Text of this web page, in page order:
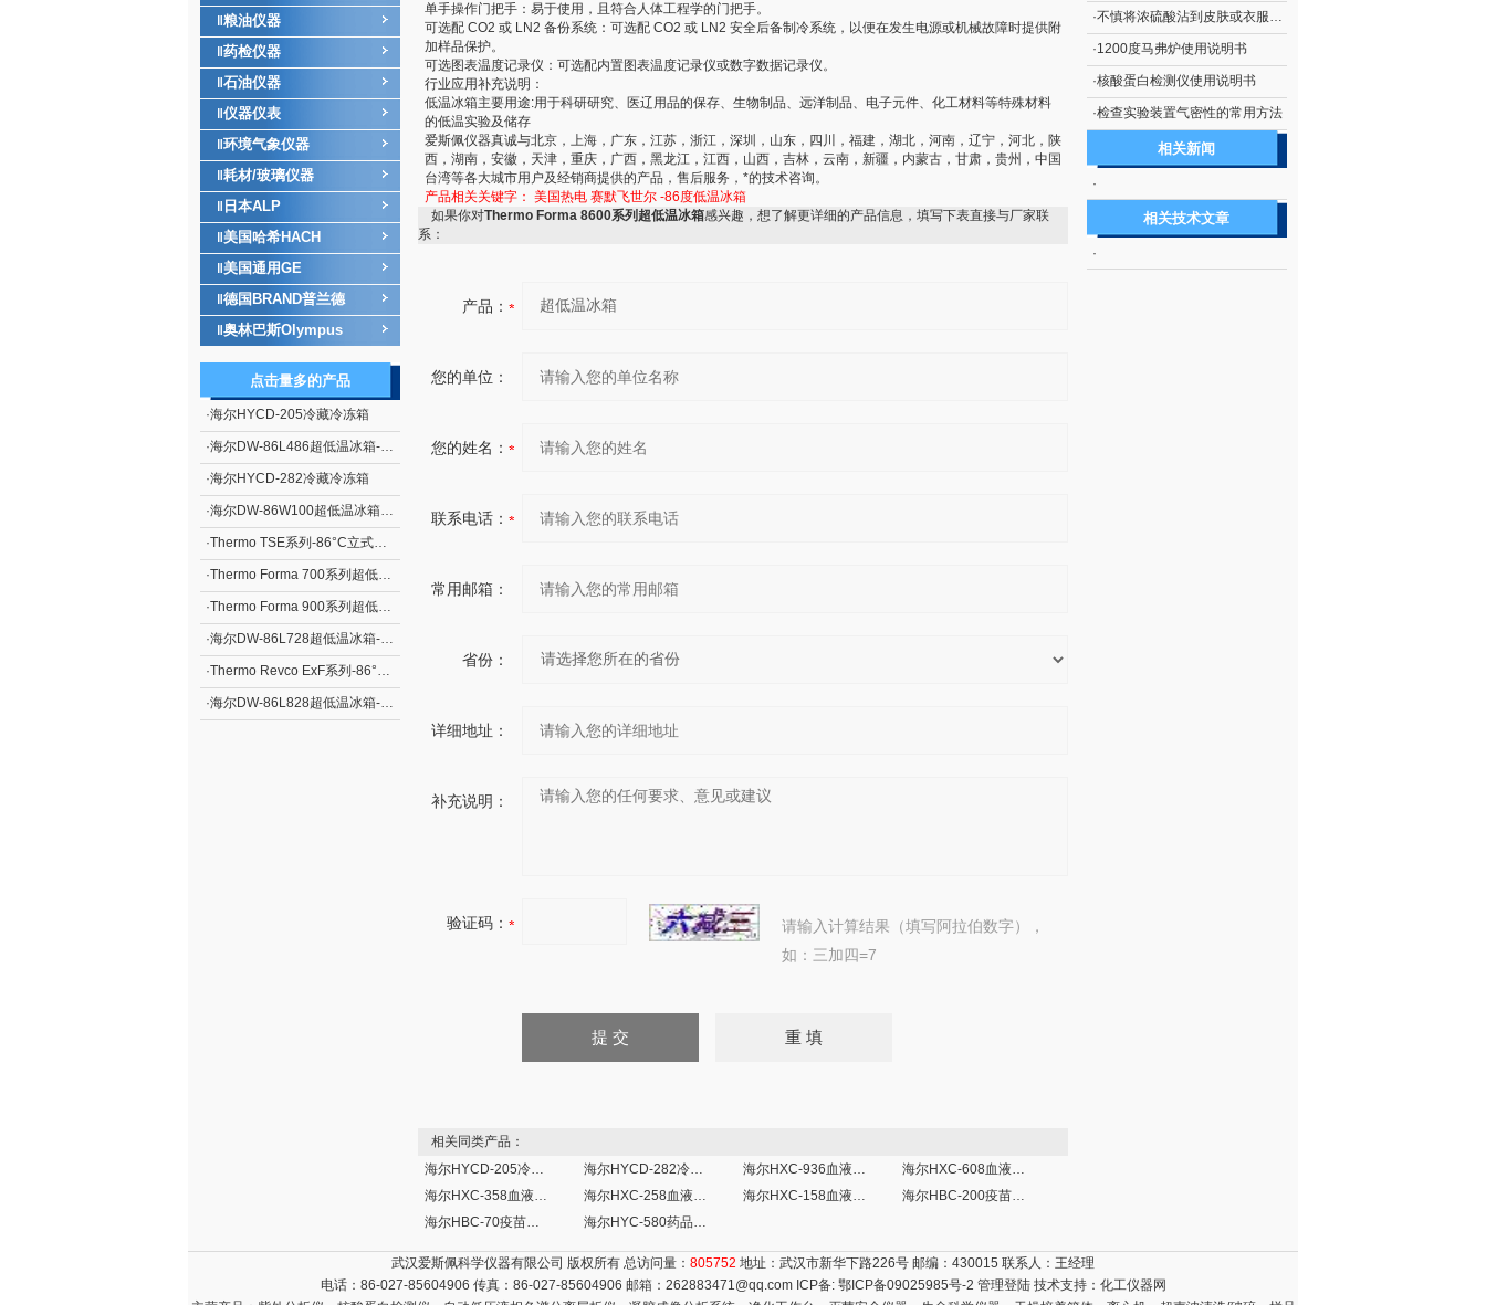
粮油仪器
药检仪器
石油仪器
仪器仪表
环境气象仪器
耗材/玻璃仪器
日本ALP
美国哈希HACH
美国通用GE
德国BRAND普兰德
奥林巴斯Olympus
点击量多的产品
·海尔HYCD-205冷藏冷冻箱
·海尔DW-86L486超低温冰箱-86度
·海尔HYCD-282冷藏冷冻箱
·海尔DW-86W100超低温冰箱-86度
·Thermo TSE系列-86°C立式超低温冰箱
·Thermo Forma 700系列超低温冰箱
·Thermo Forma 900系列超低温冰箱
·海尔DW-86L728超低温冰箱-86度
·Thermo Revco ExF系列-86°C立式超低温冰箱
·海尔DW-86L828超低温冰箱-86度
单手操作门把手：易于使用，且符合人体工程学的门把手。
可选配 CO2 或 LN2 备份系统：可选配 CO2 或 LN2 安全后备制冷系统，以便在发生电源或机械故障时提供附
加样品保护。
可选图表温度记录仪：可选配内置图表温度记录仪或数字数据记录仪。
行业应用补充说明：
低温冰箱主要用途:用于科研研究、医辽用品的保存、生物制品、远洋制品、电子元件、化工材料等特殊材料
的低温实验及储存
爱斯佩仪器真诚与北京，上海，广东，江苏，浙江，深圳，山东，四川，福建，湖北，河南，辽宁，河北，陕
西，湖南，安徽，天津，重庆，广西，黑龙江，江西，山西，吉林，云南，新疆，内蒙古，甘肃，贵州，中国
台湾等各大城市用户及经销商提供的产品，售后服务，*的技术咨询。
产品相关关键字： 美国热电 赛默飞世尔 -86度低温冰箱
如果你对Thermo Forma 8600系列超低温冰箱感兴趣，想了解更详细的产品信息，填写下表直接与厂家联
系：
产品：
您的单位：
您的姓名：
联系电话：
常用邮箱：
省份：
详细地址：
补充说明：
验证码：
请输入计算结果（填写阿拉伯数字），
如：三加四=7
相关同类产品：
海尔HYCD-205冷藏冷冻箱
海尔HYCD-282冷藏冷冻箱 海尔HXC-936血液保存箱
海尔HXC-608血液保存箱
海尔HXC-358血液保存箱
海尔HXC-258血液保存箱 海尔HXC-158血液保存箱
海尔HBC-200疫苗保存箱2-8度
海尔HBC-70疫苗保存箱2-8度
海尔HYC-580药品保存箱2-8度
·不慎将浓硫酸沾到皮肤或衣服上的处理方法
·1200度马弗炉使用说明书
·核酸蛋白检测仪使用说明书
·检查实验装置气密性的常用方法
相关新闻
·
相关技术文章
·
武汉爱斯佩科学仪器有限公司 版权所有 总访问量： 805752 地址：武汉市新华下路226号 邮编：430015 联系人：王经理
电话：86-027-85604906 传真：86-027-85604906 邮箱： 262883471@qq.comICP备:鄂ICP备09025985号-2 管理登陆 技术支持： 化工仪器网